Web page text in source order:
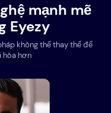
mạnh mẽ
Eyezy
không thể thay thế để
hòa hơn